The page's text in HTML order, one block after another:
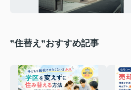
”住替え”おすすめ記事